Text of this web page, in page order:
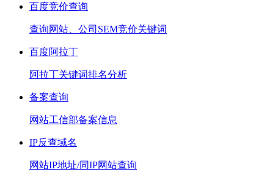
百度竞价查询
查询网站、公司SEM竞价关键词
百度阿拉丁
阿拉丁关键词排名分析
备案查询
网站工信部备案信息
IP反查域名
网站IP地址/同IP网站查询